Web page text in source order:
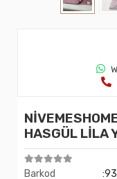
HASGÜL LİLA
Barkod